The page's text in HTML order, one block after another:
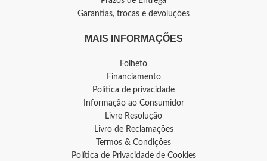
Garantias, trocas e devoluções
MAIS INFORMAÇÕES
Folheto
Financiamento
Política de privacidade
Informação ao Consumidor
Livre Resolução
Livro de Reclamações
Termos & Condições
Política de Privacidade de Cookies